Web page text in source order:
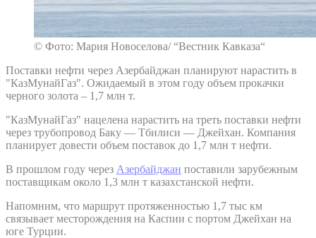
© Фото: Мария Новоселова/ “Вестник Кавказа“
Поставки нефти через Азербайджан планируют нарастить в
"КазМунайГаз". Ожидаемый в этом году объем прокачки
черного золота – 1,7 млн т.
"КазМунайГаз" нацелена нарастить на треть поставки нефти
через трубопровод Баку — Тбилиси — Джейхан. Компания
планирует довести объем поставок до 1,7 млн т нефти.
В прошлом году через Азербайджан поставили зарубежным
поставщикам около 1,3 млн т казахстанской нефти.
Напомним, что маршрут протяженностью 1,7 тыс км
связывает месторождения на Каспии с портом Джейхан на
юге Турции.